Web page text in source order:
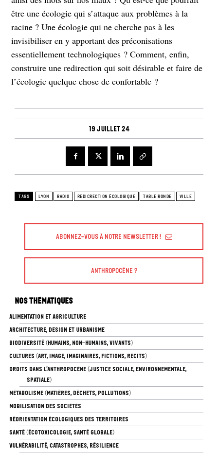
être une écologie qui s’attaque aux problèmes à la
racine ? Une écologie qui ne cherche pas à les
invisibiliser en y apportant des préconisations
essentiellement technologiques ? Comment, enfin,
construire une redirection qui soit désirable et faire de
l’écologie quelque chose de confortable ?
19 juillet 24
TAGS LYON RADIO REDICRECTION ÉCOLOGIQUE TABLE RONDE VILLE
Abonnez-vous à Notre Newsletter !
Anthropocène ?
Nos thématiques
ALIMENTATION ET AGRICULTURE
ARCHITECTURE, DESIGN ET URBANISME
BIODIVERSITÉ (HUMAINS, NON-HUMAINS, VIVANTS)
CULTURES (ART, IMAGE, IMAGINAIRES, FICTIONS, RÉCITS)
DROITS DANS L’ANTHROPOCÈNE (JUSTICE SOCIALE, ENVIRONNEMENTALE,
SPATIALE)
MÉTABOLISME (MATIÈRES, DÉCHETS, POLLUTIONS)
MOBILISATION DES SOCIÉTÉS
RÉORIENTATION ÉCOLOGIQUES DES TERRITOIRES
SANTÉ (ÉCOTOXICOLOGIE, SANTÉ GLOBALE)
VULNÉRABILITÉ, CATASTROPHES, RÉSILIENCE